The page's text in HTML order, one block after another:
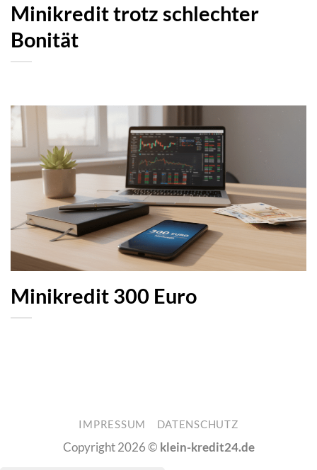
Minikredit trotz schlechter
Bonität
Minikredit 300 Euro
IMPRESSUM DATENSCHUTZ
Copyright 2026 © klein-kredit24.de